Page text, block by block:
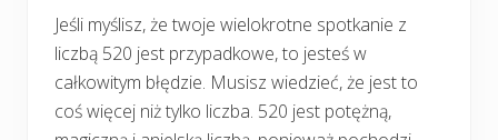
Jeśli myślisz, że twoje wielokrotne spotkanie z
liczbą 520 jest przypadkowe, to jesteś w
całkowitym błędzie. Musisz wiedzieć, że jest to
coś więcej niż tylko liczba. 520 jest potężną,